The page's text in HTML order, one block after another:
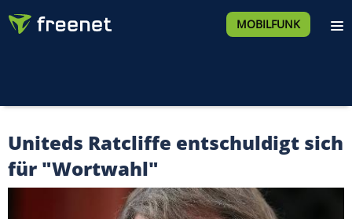
MOBILFUNK
Uniteds Ratcliffe entschuldigt sich
für "Wortwahl"